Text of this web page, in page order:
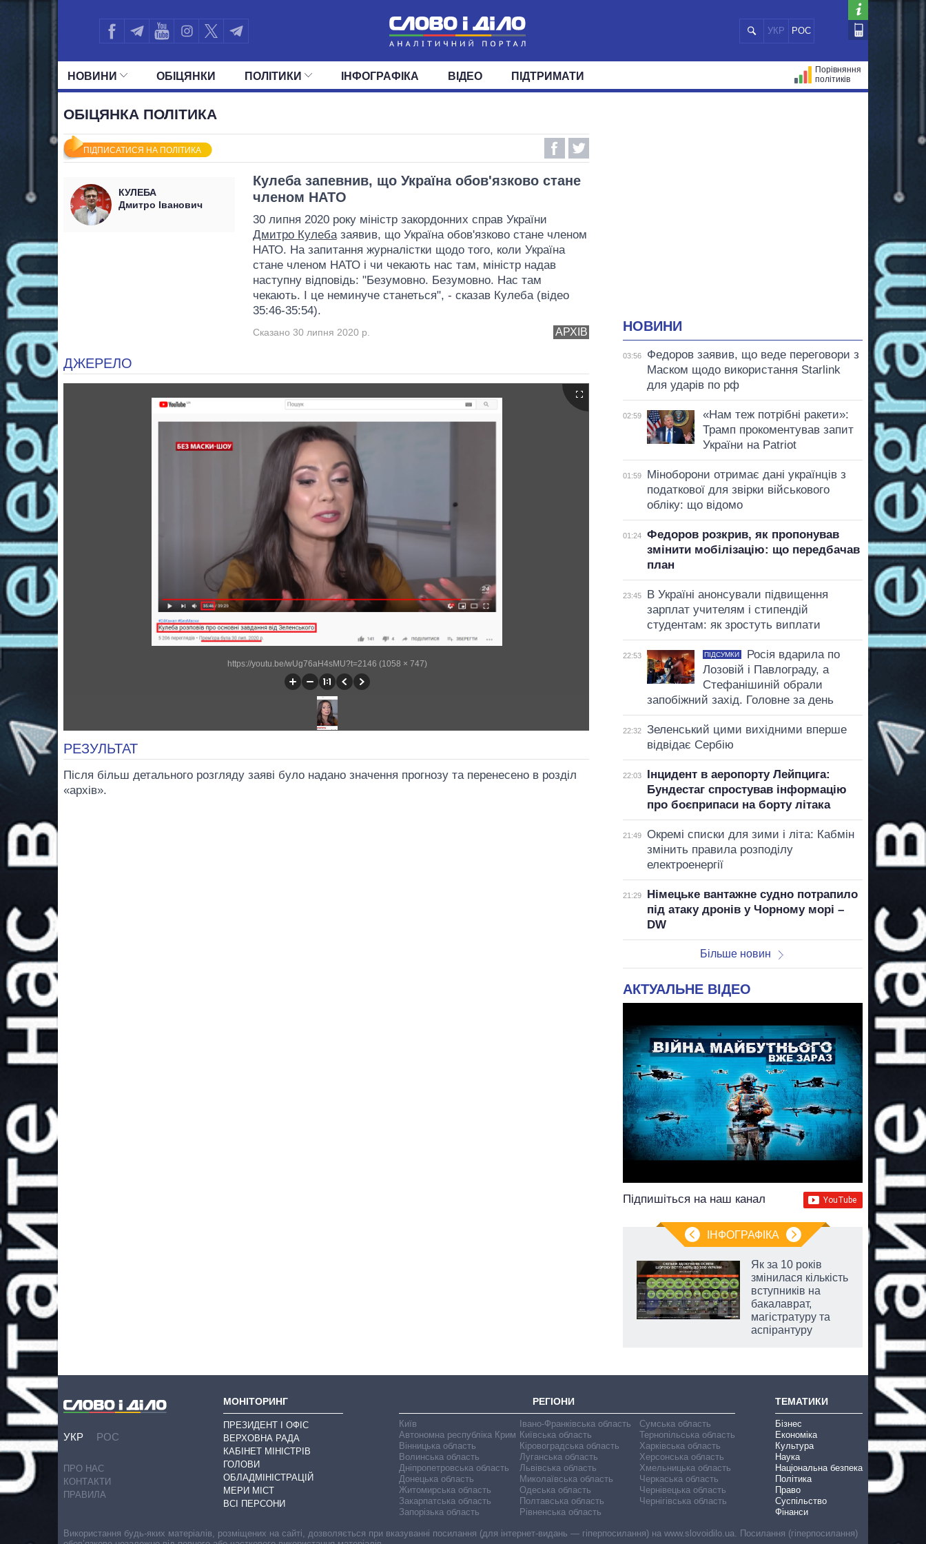
УКР РОС
НОВИНИ
СВІТ
ОБIЦЯНКИ ПОЛIТИКИ
ОКРУГИ
ІНФОГРАФІКА ВІДЕО ПІДТРИМАТИ
Порівняння
політиків
ОБІЦЯНКА ПОЛІТИКА
ПІДПИСАТИСЯ НА ПОЛІТИКА
КУЛЕБА
Дмитро Іванович
Кулеба запевнив, що Україна обов'язково стане
членом НАТО
30 липня 2020 року міністр закордонних справ України
Дмитро Кулебазаявив, що Україна обов'язково стане членом
НАТО. На запитання журналістки щодо того, коли Україна
стане членом НАТО і чи чекають нас там, міністр надав
наступну відповідь: "Безумовно. Безумовно. Нас там
чекають. І це неминуче станеться", - сказав Кулеба (відео
35:46-35:54).
АРХІВ
Сказано 30 липня 2020 р.
ДЖЕРЕЛО
https://youtu.be/wUg76aH4sMU?t=2146 (1058 × 747)
РЕЗУЛЬТАТ
Після більш детального розгляду заяві було надано значення прогнозу та перенесено в розділ
«архів».
НОВИНИ
03:56
Федоров заявив, що веде переговори з
Маском щодо використання Starlink
для ударів по рф
02:59
«Нам теж потрібні ракети»:
Трамп прокоментував запит
України на Patriot
01:59
Міноборони отримає дані українців з
податкової для звірки військового
обліку: що відомо
01:24
Федоров розкрив, як пропонував
змінити мобілізацію: що передбачав
план
23:45
В Україні анонсували підвищення
зарплат учителям і стипендій
студентам: як зростуть виплати
22:53 ПІДСУМКИ
Росія вдарила по
Лозовій і Павлограду, а
Стефанішиній обрали
запобіжний захід. Головне за день
22:32
Зеленський цими вихідними вперше
відвідає Сербію
22:03
Інцидент в аеропорту Лейпцига:
Бундестаг спростував інформацію
про боєприпаси на борту літака
21:49
Окремі списки для зими і літа: Кабмін
змінить правила розподілу
електроенергії
21:29
Німецьке вантажне судно потрапило
під атаку дронів у Чорному морі –
DW
Більше новин
АКТУАЛЬНЕ ВІДЕО
Підпишіться на наш канал
ІНФОГРАФІКА
Як за 10 років
змінилася кількість
вступників на
бакалаврат,
магістратуру та
аспірантуру
УКР РОС
ПРО НАС
КОНТАКТИ
ПРАВИЛА
МОНІТОРИНГ
ПРЕЗИДЕНТ І ОФІС
ВЕРХОВНА РАДА
КАБІНЕТ МІНІСТРІВ
ГОЛОВИ
ОБЛАДМІНІСТРАЦІЙ
МЕРИ МІСТ
ВСІ ПЕРСОНИ
РЕГІОНИ
Київ
Автономна республіка Крим
Вінницька область
Волинська область
Дніпропетровська область
Донецька область
Житомирська область
Закарпатська область
Запорізька область
Івано-Франківська область
Київська область
Кіровоградська область
Луганська область
Львівська область
Миколаївська область
Одеська область
Полтавська область
Рівненська область
Сумська область
Тернопільська область
Харківська область
Херсонська область
Хмельницька область
Черкаська область
Чернівецька область
Чернігівська область
ТЕМАТИКИ
Бізнес
Економіка
Культура
Наука
Національна безпека
Політика
Право
Суспільство
Фінанси
Використання будь-яких матеріалів, розміщених на сайті, дозволяється при вказуванні посилання (для інтернет-видань — гіперпосилання) на www.slovoidilo.ua. Посилання (гіперпосилання)